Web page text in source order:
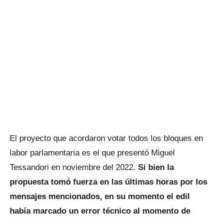
El proyecto que acordaron votar todos los bloques en
labor parlamentaria es el que presentó Miguel
Tessandori en noviembre del 2022. Si bien la
propuesta tomó fuerza en las últimas horas por los
mensajes mencionados, en su momento el edil
había marcado un error técnico al momento de